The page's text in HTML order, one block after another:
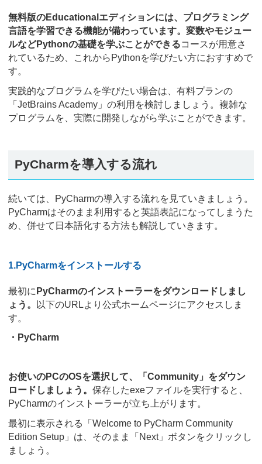
無料版のEducationalエディションには、プログラミング
言語を学習できる機能が備わっています。変数やモジュー
ルなどPythonの基礎を学ぶことができるコースが用意さ
れているため、これからPythonを学びたい方におすすめで
す。
実践的なプログラムを学びたい場合は、有料プランの
「JetBrains Academy」の利用を検討しましょう。複雑な
プログラムを、実際に開発しながら学ぶことができます。
PyCharmを導入する流れ
続いては、PyCharmの導入する流れを見ていきましょう。
PyCharmはそのまま利用すると英語表記になってしまうた
め、併せて日本語化する方法も解説していきます。
1.PyCharmをインストールする
最初に PyCharmのインストーラーをダウンロードしまし
ょう。
以下のURLより公式ホームページにアクセスしま
す。
・PyCharm
お使いのPCのOSを選択して、「Community」をダウン
ロードしましょう。 保存したexeファイルを実行すると、
PyCharmのインストーラーが立ち上がります。
最初に表示される「Welcome to PyCharm Community
Edition Setup」は、そのまま「Next」ボタンをクリックし
ましょう。